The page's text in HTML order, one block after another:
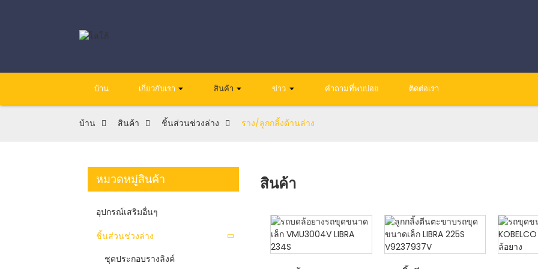
บ้าน เกี่ยวกับเรา สินค้า ข่าว คำถามที่พบบ่อย ติดต่อเรา
บ้าน สินค้า ชิ้นส่วนช่วงล่าง ราง/ลูกกลิ้งด้านล่าง
หมวดหมู่สินค้า
อุปกรณ์เสริมอื่นๆ
ชิ้นส่วนช่วงล่าง
ชุดประกอบรางลิงค์
สินค้า